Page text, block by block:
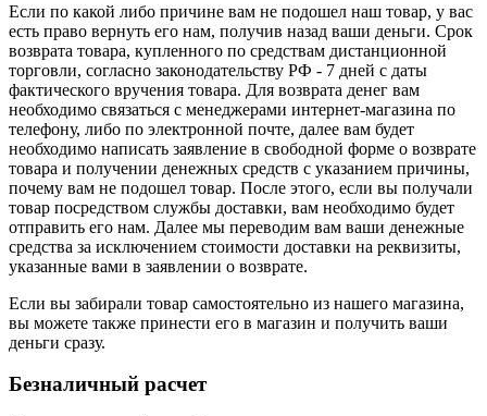
Если по какой либо причине вам не подошел наш товар, у вас
есть право вернуть его нам, получив назад ваши деньги. Срок
возврата товара, купленного по средствам дистанционной
торговли, согласно законодательству РФ - 7 дней с даты
фактического вручения товара. Для возврата денег вам
необходимо связаться с менеджерами интернет-магазина по
телефону, либо по электронной почте, далее вам будет
необходимо написать заявление в свободной форме о возврате
товара и получении денежных средств с указанием причины,
почему вам не подошел товар. После этого, если вы получали
товар посредством службы доставки, вам необходимо будет
отправить его нам. Далее мы переводим вам ваши денежные
средства за исключением стоимости доставки на реквизиты,
указанные вами в заявлении о возврате.
Если вы забирали товар самостоятельно из нашего магазина,
вы можете также принести его в магазин и получить ваши
деньги сразу.
Безналичный расчет